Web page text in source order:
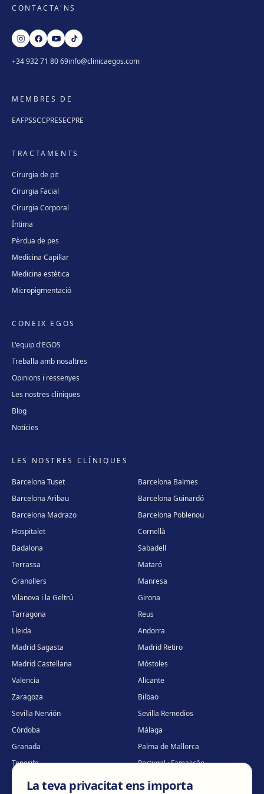
CONTACTA'NS
+34 932 71 80 69info@clinicaegos.com
MEMBRES DE
EAFPSSCCPRESECPRE
TRACTAMENTS
Cirurgia de pit
Cirurgia Facial
Cirurgia Corporal
Íntima
Pèrdua de pes
Medicina Capil·lar
Medicina estètica
Micropigmentació
CONEIX EGOS
L'equip d'EGOS
Treballa amb nosaltres
Opinions i ressenyes
Les nostres clíniques
Blog
Notícies
LES NOSTRES CLÍNIQUES
Barcelona Tuset
Barcelona Balmes
Barcelona Aribau
Barcelona Guinardó
Barcelona Madrazo
Barcelona Poblenou
Hospitalet
Cornellà
Badalona
Sabadell
Terrassa
Mataró
Granollers
Manresa
Vilanova i la Geltrú
Girona
Tarragona
Reus
Lleida
Andorra
Madrid Sagasta
Madrid Retiro
Madrid Castellana
Móstoles
Valencia
Alicante
Zaragoza
Bilbao
Sevilla Nervión
Sevilla Remedios
Córdoba
Málaga
Granada
Palma de Mallorca
Tenerife
Portugal · Famalicão
Portugal · Guimarães
Clínica virtual *
La teva privacitat ens importa